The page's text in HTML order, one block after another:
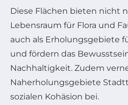
Diese Flächen bieten nicht
Lebensraum für Flora und
auch als Erholungsgebiete
und fördern das
Nachhaltigkeit. Zudem
Naherholungsgebiete
sozialen Kohäsion bei.